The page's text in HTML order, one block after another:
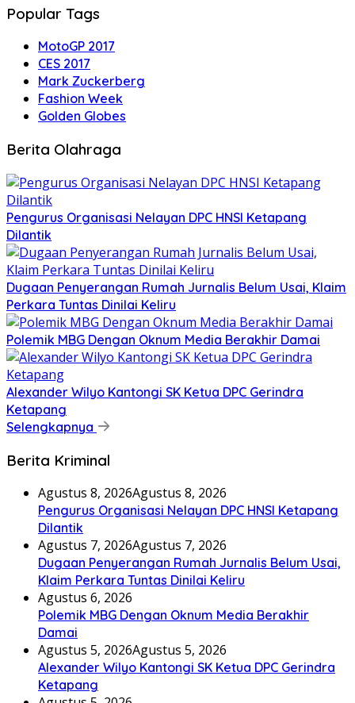
Popular Tags
MotoGP 2017
CES 2017
Mark Zuckerberg
Fashion Week
Golden Globes
Berita Olahraga
Pengurus Organisasi Nelayan DPC HNSI Ketapang
Dilantik
Dugaan Penyerangan Rumah Jurnalis Belum Usai, Klaim
Perkara Tuntas Dinilai Keliru
Polemik MBG Dengan Oknum Media Berakhir Damai
Alexander Wilyo Kantongi SK Ketua DPC Gerindra
Ketapang
Selengkapnya
Berita Kriminal
Agustus 8, 2026Agustus 8, 2026
Pengurus Organisasi Nelayan DPC HNSI Ketapang
Dilantik
Agustus 7, 2026Agustus 7, 2026
Dugaan Penyerangan Rumah Jurnalis Belum Usai,
Klaim Perkara Tuntas Dinilai Keliru
Agustus 6, 2026
Polemik MBG Dengan Oknum Media Berakhir
Damai
Agustus 5, 2026Agustus 5, 2026
Alexander Wilyo Kantongi SK Ketua DPC Gerindra
Ketapang